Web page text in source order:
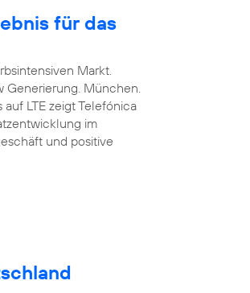
für das
Markt.
Generierung. München.
LTE zeigt Telefónica
im
und positive